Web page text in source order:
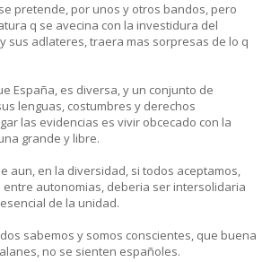
pretende, por unos y otros bandos, pero
q se avecina con la investidura del
sus adlateres, traera mas sorpresas de lo q
España, es diversa, y un conjunto de
lenguas, costumbres y derechos
las evidencias es vivir obcecado con la
grande y libre.
aun, en la diversidad, si todos aceptamos,
autonomias, deberia ser intersolidaria
de la unidad.
sabemos y somos conscientes, que buena
no se sienten españoles.